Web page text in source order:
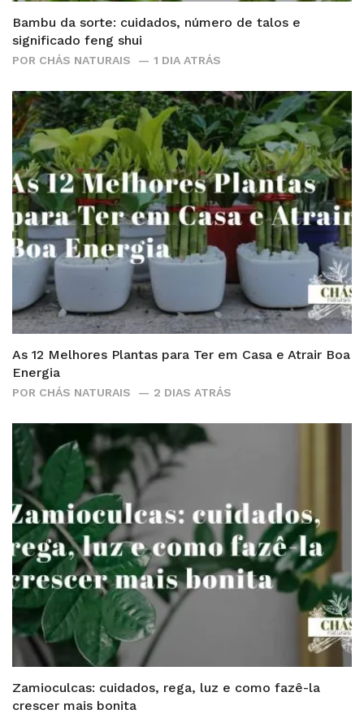
Bambu da sorte: cuidados, número de talos e
significado feng shui
POR CHÁS NATURAIS 1 DIA ATRÁS
As 12 Melhores Plantas para Ter em Casa e Atrair Boa
Energia
POR CHÁS NATURAIS 2 DIAS ATRÁS
Zamioculcas: cuidados, rega, luz e como fazê-la
crescer mais bonita